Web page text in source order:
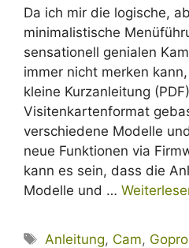
Da ich mir die logische,
minimalistische
sensationell genialen
immer nicht merken
kleine Kurzanleitung
Visitenkartenformat
verschiedene Modelle
neue Funktionen via
kann es sein, dass die
Modelle und …
Schlagwörter
Anleitung, Cam, Gopro